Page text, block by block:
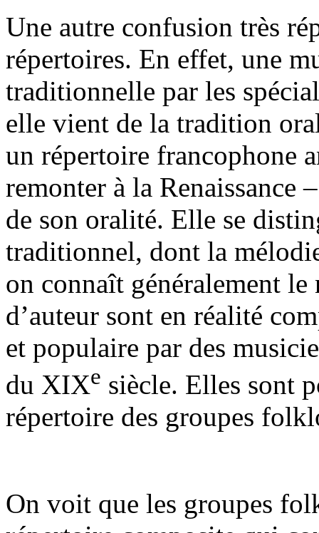
Une autre confusion très
répertoires. En effet, une
traditionnelle par les
elle vient de la tradition
un répertoire francophone
remonter à la Renaissance
de son oralité. Elle se
traditionnel, dont la
on connaît généralement le
d’auteur sont en réalité
et populaire par des
du XIXe siècle. Elles sont
répertoire des groupes
On voit que les groupes